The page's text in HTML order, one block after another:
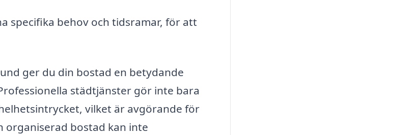
specifika behov och tidsramar, för att
ger du din bostad en betydande
städtjänster gör inte bara
vilket är avgörande för
organiserad bostad kan inte